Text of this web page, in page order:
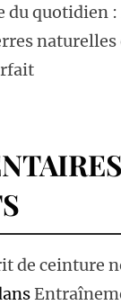
du quotidien
de ceinture